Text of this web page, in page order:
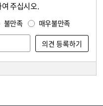
주십시오.
불만족 매우불만족